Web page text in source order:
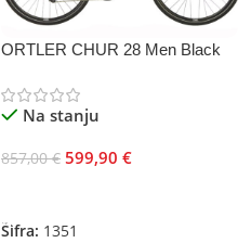
ORTLER CHUR 28 Men Black
Na stanju
857,00€ 599,90 €
Šifra: 1351